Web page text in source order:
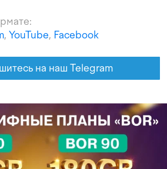
, YouTube, Facebook
на наш Telegram